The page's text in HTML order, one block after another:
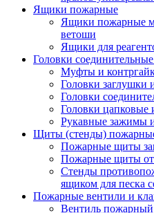
Ящики пожарные
Ящики пожарные
ветоши
Ящики для
Головки
Муфты и
Головки заглушки
Головки
Головки цапковые
Рукавные зажимы
Щиты (стенды)
Пожарные щиты
Пожарные щиты
Стенды
ящиком для песка
Пожарные вентили и
Вентиль пожарный